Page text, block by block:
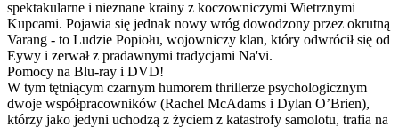
spektakularne i nieznane krainy z koczowniczymi Wietrznymi
Kupcami. Pojawia się jednak nowy wróg dowodzony przez okrutną
Varang - to Ludzie Popiołu, wojowniczy klan, który odwrócił się od
Eywy i zerwał z pradawnymi tradycjami Na'vi.
Pomocy na Blu-ray i DVD!
W tym tętniącym czarnym humorem thrillerze psychologicznym
dwoje współpracowników (Rachel McAdams i Dylan O’Brien),
którzy jako jedyni uchodzą z życiem z katastrofy samolotu, trafia na